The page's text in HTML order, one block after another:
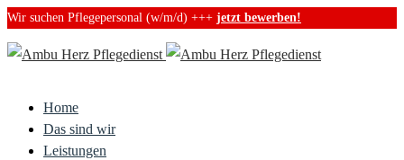
Wir suchen Pflegepersonal (w/m/d) +++ jetzt bewerben!
Home
Das sind wir
Leistungen